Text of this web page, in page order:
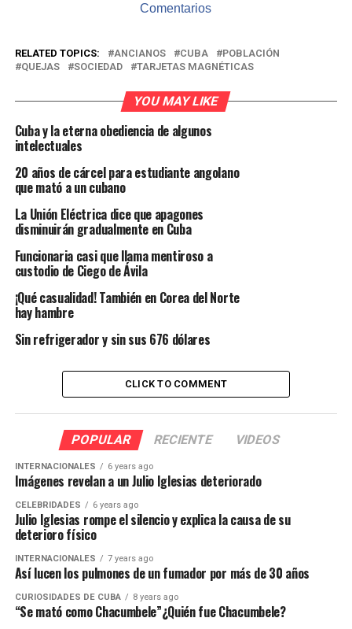
Comentarios
RELATED TOPICS: ANCIANOS CUBA
POBLACIÓN
QUEJAS
SOCIEDAD TARJETAS MAGNÉTICAS
YOU MAY LIKE
Cuba y la eterna obediencia de algunos
intelectuales
20 años de cárcel para estudiante angolano
que mató a un cubano
La Unión Eléctrica dice que apagones
disminuirán gradualmente en Cuba
Funcionaria casi que llama mentiroso a
custodio de Ciego de Ávila
¡Qué casualidad! También en Corea del Norte
hay hambre
Sin refrigerador y sin sus 676 dólares
CLICK TO COMMENT
POPULAR RECIENTE VIDEOS
INTERNACIONALES 6 years ago
Imágenes revelan a un Julio Iglesias deteriorado
CELEBRIDADES 6 years ago
Julio Iglesias rompe el silencio y explica la causa de su
deterioro físico
INTERNACIONALES 7 years ago
Así lucen los pulmones de un fumador por más de 30 años
CURIOSIDADES DE CUBA 8 years ago
“Se mató como Chacumbele”¿Quién fue Chacumbele?